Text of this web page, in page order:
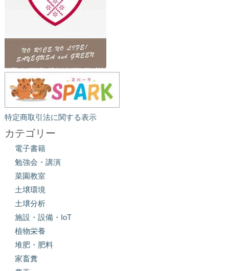
特定商取引法に関する表示
カテゴリー
電子書籍
勉強会・講演
菜園教室
土壌環境
土壌分析
施設・設備・IoT
植物栄養
堆肥・肥料
家畜糞